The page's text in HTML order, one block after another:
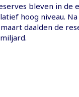
bleven in de
hoog niveau.
daalden de